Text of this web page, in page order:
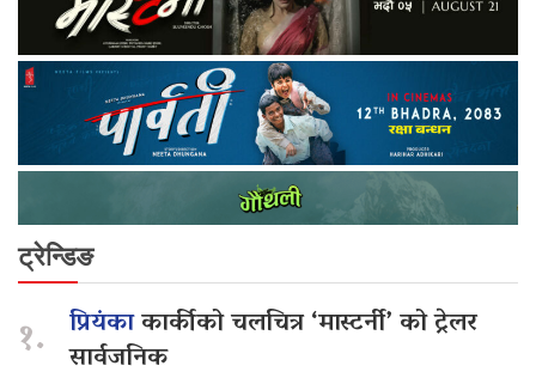
ट्रेन्डिङ
१. प्रियंकाकार्कीको चलचित्र ‘मास्टर्नी’ को ट्रेलर
सार्वजनिक